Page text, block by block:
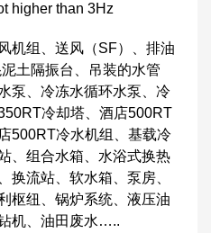
higher than 3Hz
机组、送风（SF）、排油
土隔振台、吊装的水管
泵、冷冻水循环水泵、冷
冷却塔、酒店500RT
500RT冷水机组、基载冷
、组合水箱、水浴式换热
换流站、软水箱、泵房、
枢纽、锅炉系统、液压油
机、油田废水…..